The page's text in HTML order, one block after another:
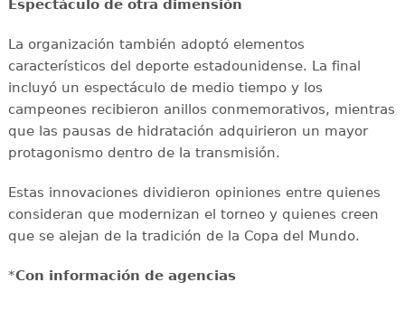
Espectáculo de otra dimensión
La organización también adoptó elementos
característicos del deporte estadounidense. La final
incluyó un espectáculo de medio tiempo y los
campeones recibieron anillos conmemorativos, mientras
que las pausas de hidratación adquirieron un mayor
protagonismo dentro de la transmisión.
Estas innovaciones dividieron opiniones entre quienes
consideran que modernizan el torneo y quienes creen
que se alejan de la tradición de la Copa del Mundo.
*Con información de agencias